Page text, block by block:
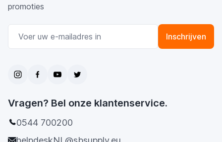
promoties
Inschrijven
Vragen? Bel onze klantenservice.
0544 700200